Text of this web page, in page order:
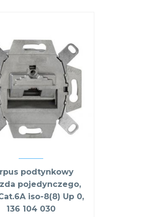
podtynkowy
pojedynczego,
iso-8(8) Up 0,
136 104 030